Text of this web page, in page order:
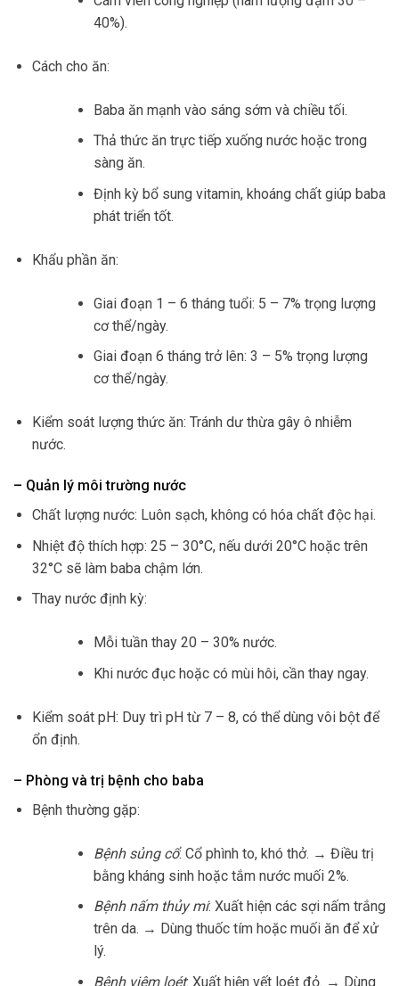
40%).
Cách cho ăn:
Baba ăn mạnh vào sáng sớm và chiều tối.
Thả thức ăn trực tiếp xuống nước hoặc trong
sàng ăn.
Định kỳ bổ sung vitamin, khoáng chất giúp baba
phát triển tốt.
Khẩu phần ăn:
Giai đoạn 1 – 6 tháng tuổi: 5 – 7% trọng lượng
cơ thể/ngày.
Giai đoạn 6 tháng trở lên: 3 – 5% trọng lượng
cơ thể/ngày.
Kiểm soát lượng thức ăn: Tránh dư thừa gây ô nhiễm
nước.
– Quản lý môi trường nước
Chất lượng nước: Luôn sạch, không có hóa chất độc hại.
Nhiệt độ thích hợp: 25 – 30°C, nếu dưới 20°C hoặc trên
32°C sẽ làm baba chậm lớn.
Thay nước định kỳ:
Mỗi tuần thay 20 – 30% nước.
Khi nước đục hoặc có mùi hôi, cần thay ngay.
Kiểm soát pH: Duy trì pH từ 7 – 8, có thể dùng vôi bột để
ổn định.
– Phòng và trị bệnh cho baba
Bệnh thường gặp:
Bệnh sủng cổ: Cổ phình to, khó thở. → Điều trị
bằng kháng sinh hoặc tắm nước muối 2%.
Bệnh nấm thủy mi: Xuất hiện các sợi nấm trắng
trên da. → Dùng thuốc tím hoặc muối ăn để xử
lý.
Bệnh viêm loét: Xuất hiện vết loét đỏ. → Dùng